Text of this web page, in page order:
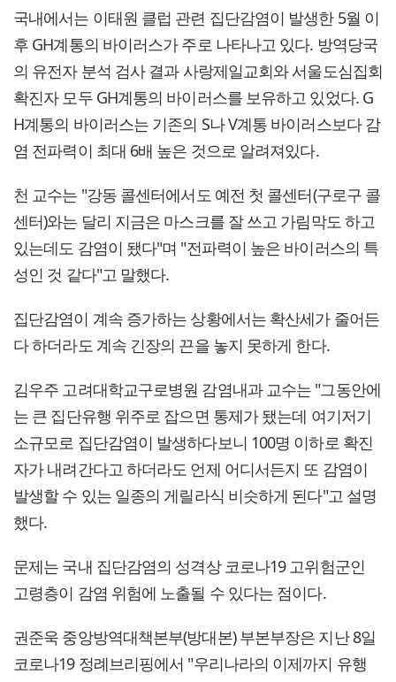
국내에서는 이태원 클럽 관련 집단감염이 발생한 5월 이
후 GH계통의 바이러스가 주로 나타나고 있다. 방역당국
의 유전자 분석 검사 결과 사랑제일교회와 서울도심집회
확진자 모두 GH계통의 바이러스를 보유하고 있었다. G
H계통의 바이러스는 기존의 S나 V계통 바이러스보다 감
염 전파력이 최대 6배 높은 것으로 알려져있다.
천 교수는 "강동 콜센터에서도 예전 첫 콜센터(구로구 콜
센터)와는 달리 지금은 마스크를 잘 쓰고 가림막도 하고
있는데도 감염이 됐다"며 "전파력이 높은 바이러스의 특
성인 것 같다"고 말했다.
집단감염이 계속 증가하는 상황에서는 확산세가 줄어든
다 하더라도 계속 긴장의 끈을 놓지 못하게 한다.
김우주 고려대학교구로병원 감염내과 교수는 "그동안에
는 큰 집단유행 위주로 잡으면 통제가 됐는데 여기저기
소규모로 집단감염이 발생하다보니 100명 이하로 확진
자가 내려간다고 하더라도 언제 어디서든지 또 감염이
발생할 수 있는 일종의 게릴라식 비슷하게 된다"고 설명
했다.
문제는 국내 집단감염의 성격상 코로나19 고위험군인
고령층이 감염 위험에 노출될 수 있다는 점이다.
권준욱 중앙방역대책본부(방대본) 부본부장은 지난 8일
코로나19 정례브리핑에서 "우리나라의 이제까지 유행